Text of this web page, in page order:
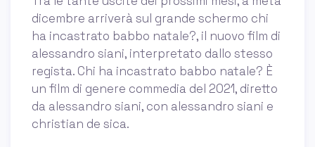
dicembre arriverà sul grande schermo chi
ha incastrato babbo natale?, il nuovo film di
alessandro siani, interpretato dallo stesso
regista. Chi ha incastrato babbo natale? È
un film di genere commedia del 2021, diretto
da alessandro siani, con alessandro siani e
christian de sica.